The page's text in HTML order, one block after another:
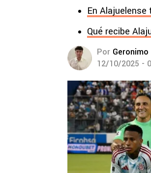
En
Qué recibe
Por
12/10/2025 -